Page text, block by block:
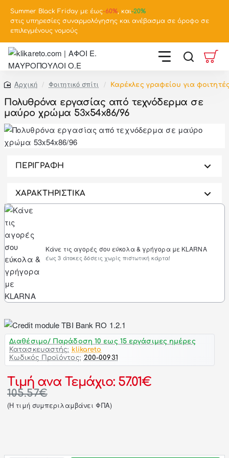
Summer Black Friday με έως-60%, και-20%
στις υπηρεσίες συναρμολόγησης και ανέβασμα σε όροφο σε
επιλεγμένους νομούς
home
Φοιτητικό σπίτι Καρέκλες γραφείου για
Πολυθρόνα εργασίας από τεχνόδερμα σε
μαύρο χρώμα 53x54x86/96
ΠΕΡΙΓΡΑΦΗ
ΧΑΡΑΚΤΗΡΙΣΤΙΚΑ
Κάνε τις αγορές σου εύκολα & γρήγορα με KLARNA
έως 3 άτοκες δόσεις χωρίς πιστωτική κάρτα!
Διαθέσιμο/ Παράδοση 10 εως 15 εργάσιμες ημέρες
Κατασκευαστής: klikareto
Κωδικός Προϊόντος: 200-00931
Τιμή ανα Τεμάχιο: 57.01€
105.57€
(H τιμή συμπεριλαμβάνει ΦΠΑ)